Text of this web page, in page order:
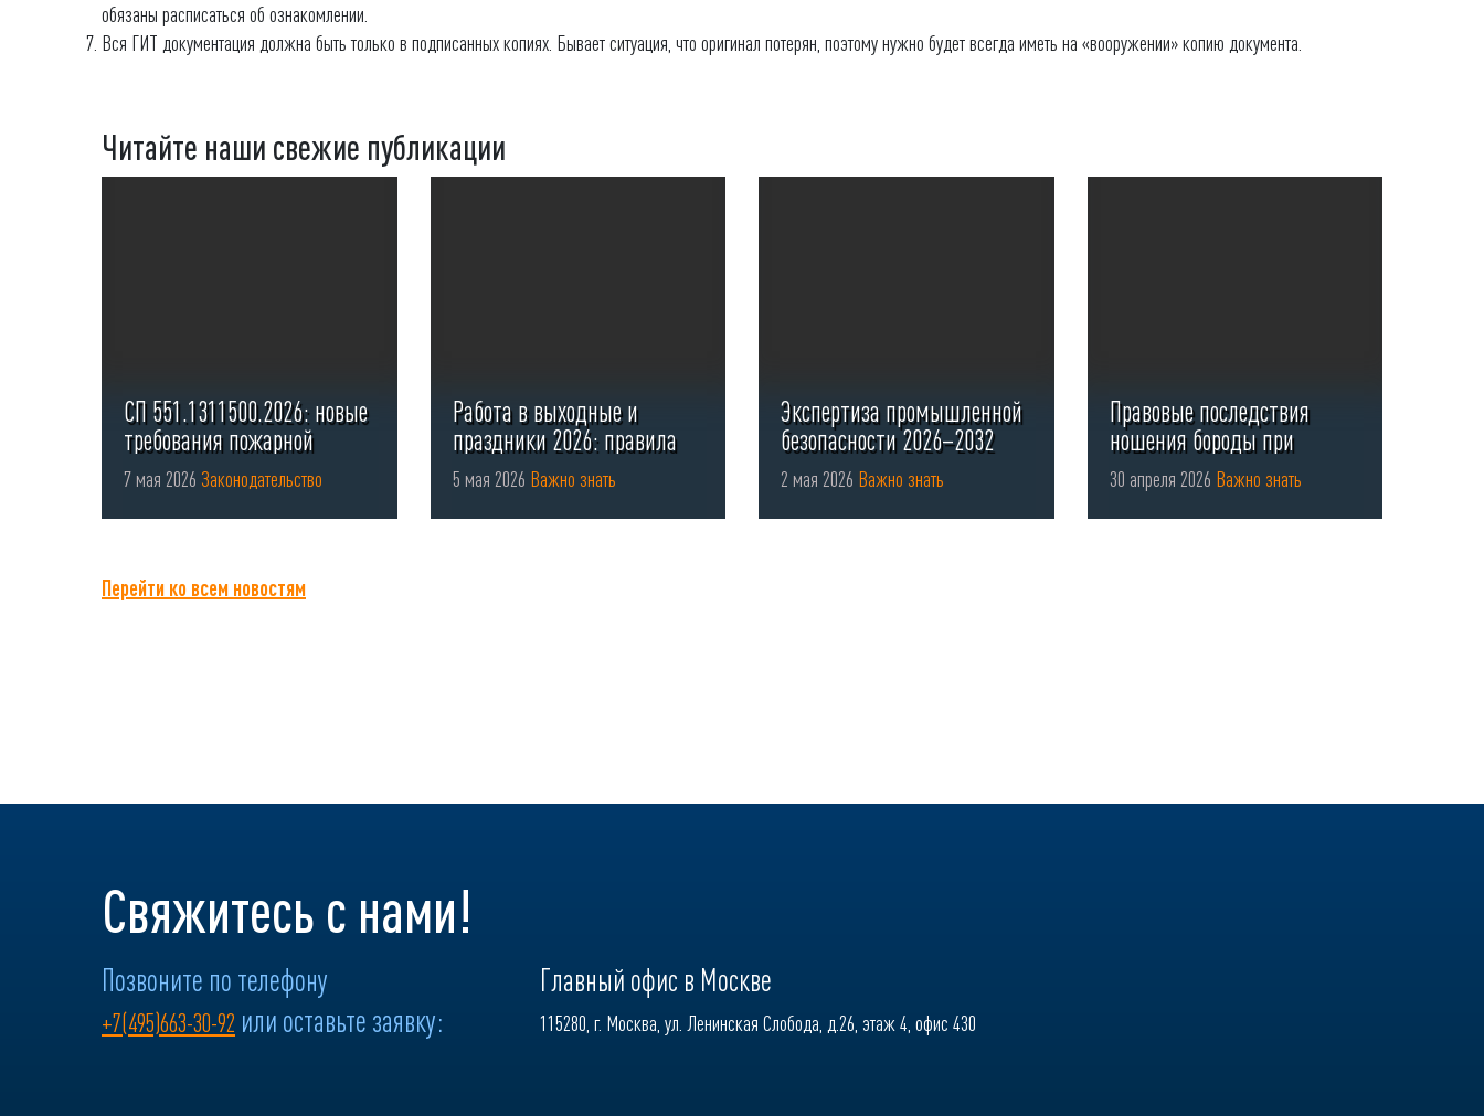
обязаны расписаться об ознакомлении.
Вся ГИТ документация должна быть только в подписанных копиях. Бывает ситуация, что оригинал потерян, поэтому нужно будет всегда иметь на «вооружении» копию документа.
Читайте наши свежие публикации
СП 551.1311500.2026: новые
требования пожарной
безопасности для стоянок ...
7 мая 2026 Законодательство
Работа в выходные и
праздники 2026: правила
оформления ...
5 мая 2026 Важно знать
Экспертиза промышленной
безопасности 2026–2032
2 мая 2026 Важно знать
Правовые последствия
ношения бороды при
использовании СИЗ органов
...
30 апреля 2026 Важно знать
Перейти ко всем новостям
Свяжитесь с нами!
Позвоните по телефону
+7(495)663-30-92 или оставьте заявку:
Главный офис в Москве
115280, г. Москва, ул. Ленинская Слобода, д.26, этаж 4, офис 430